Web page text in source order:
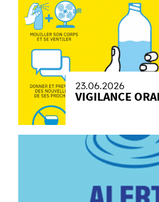
23.06.2026
VIGILANCE